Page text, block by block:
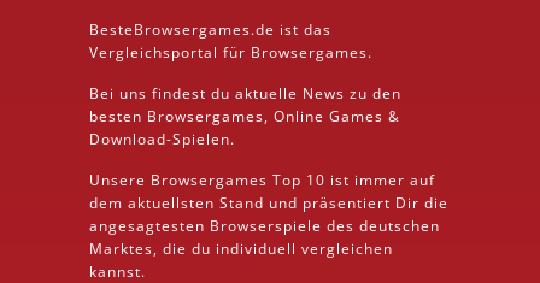
BesteBrowsergames.de ist das
Vergleichsportal für Browsergames.
Bei uns findest du aktuelle News zu den
besten Browsergames, Online Games &
Download-Spielen.
Unsere Browsergames Top 10 ist immer auf
dem aktuellsten Stand und präsentiert Dir die
angesagtesten Browserspiele des deutschen
Marktes, die du individuell vergleichen
kannst.